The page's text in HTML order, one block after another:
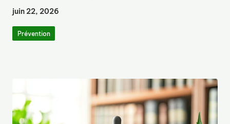
juin 22, 2026
Prévention